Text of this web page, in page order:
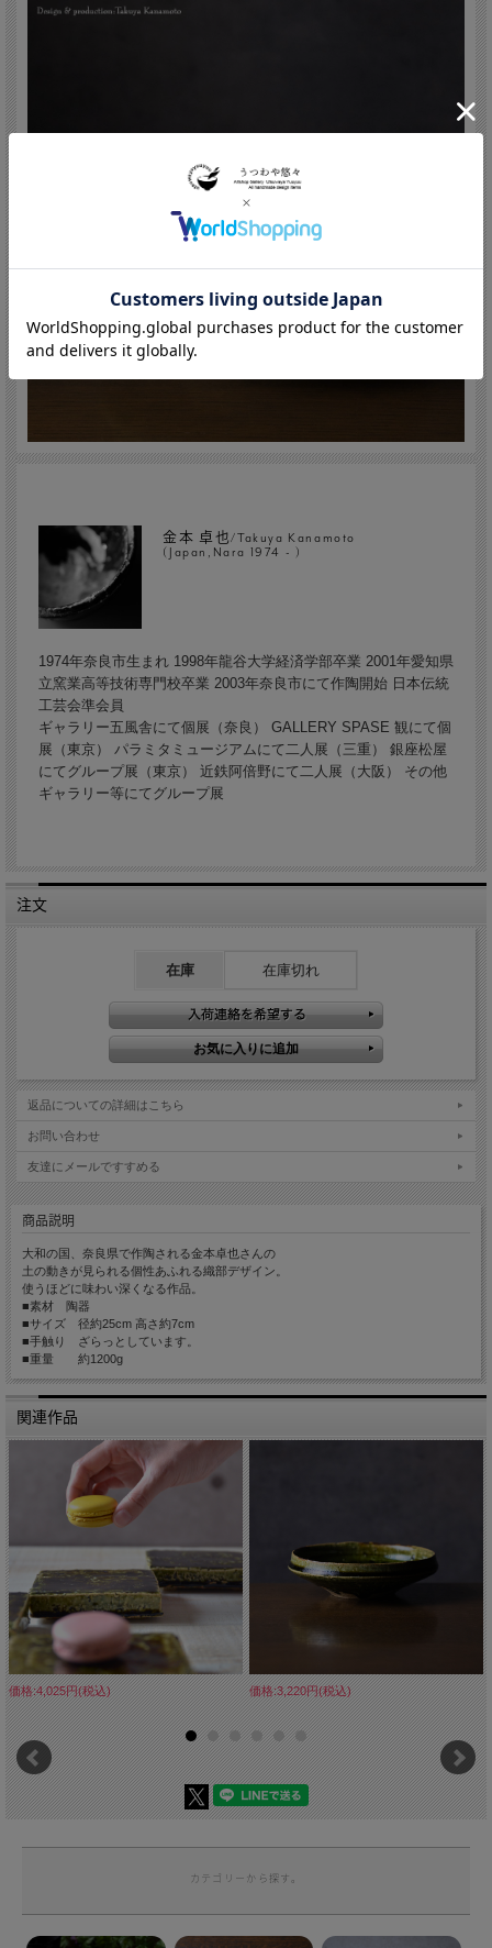
金本 卓也/Takuya Kanamoto
(Japan,Nara 1974 - )
1974年奈良市生まれ 1998年龍谷大学経済学部卒業 2001年愛知県
立窯業高等技術専門校卒業 2003年奈良市にて作陶開始 日本伝統
工芸会準会員
ギャラリー五風舎にて個展（奈良） GALLERY SPASE 観にて個
展（東京） パラミタミュージアムにて二人展（三重） 銀座松屋
にてグループ展（東京） 近鉄阿倍野にて二人展（大阪） その他
ギャラリー等にてグループ展
注文
在庫 在庫切れ
返品についての詳細はこちら
お問い合わせ
友達にメールですすめる
商品説明
大和の国、奈良県で作陶される金本卓也さんの
土の動きが見られる個性あふれる織部デザイン。
使うほどに味わい深くなる作品。
■素材 陶器
■サイズ 径約25cm 高さ約7cm
■手触り ざらっとしています。
■重量 約1200g
関連作品
価格:4,025円(税込) 価格:3,220円(税込)
カテゴリーから探す。